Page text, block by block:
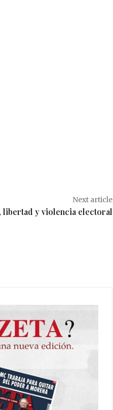
Next article
libertad y violencia electoral